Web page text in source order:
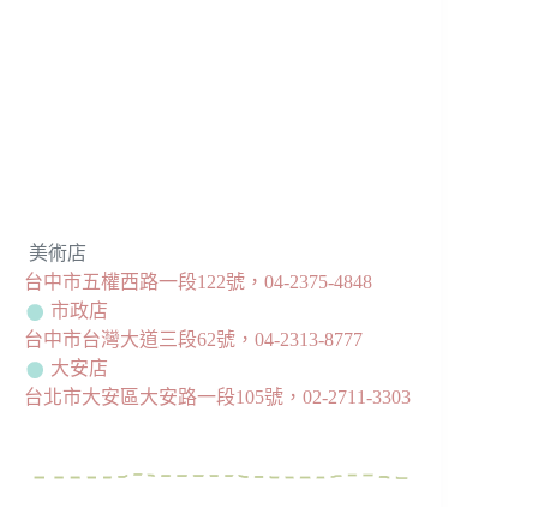
美術店
台中市五權西路一段122號，04-2375-4848
市政店
台中市台灣大道三段62號，04-2313-8777
大安店
台北市大安區大安路一段105號，02-2711-3303